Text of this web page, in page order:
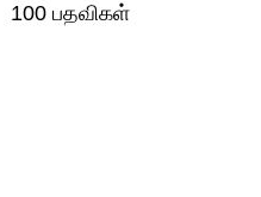
100 பதவிகள்